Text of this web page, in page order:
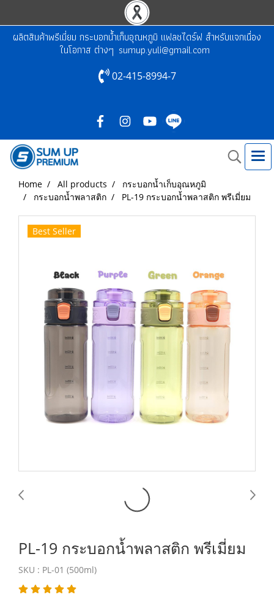
ผลิตสินค้าพรีเมี่ยม กระบอกน้ำเก็บอุณหภูมิ แฟลชไดร์ฟ สำหรับแจกเนื่อง
ในโอกาส ต่างๆ sumup.yuli@gmail.com
02-415-8994-7
Home All products
กระบอกน้ำเก็บอุณหภูมิ
กระบอกน้ำพลาสติก
PL-19 กระบอกน้ำพลาสติก พรีเมี่ยม
Best Seller
PL-19 กระบอกน้ำพลาสติก พรีเมี่ยม
SKU : PL-01 (500ml)